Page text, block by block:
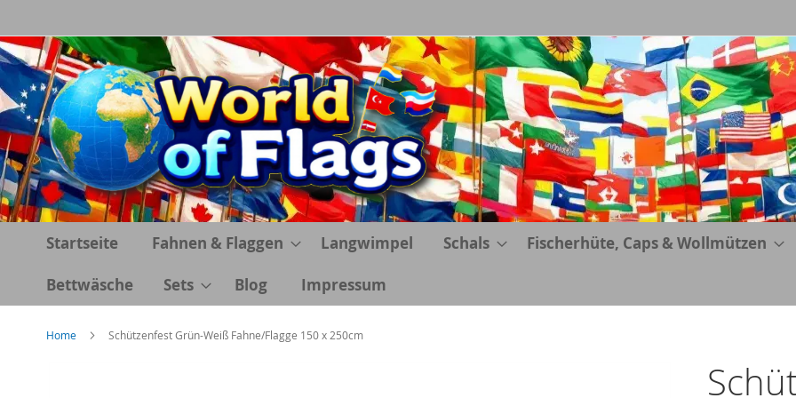
zum
Inhalt
Startseite Fahnen & Flaggen Langwimpel Schals Fischerhüte, Caps & Wollmützen
Bettwäsche Sets Blog Impressum
Home Schützenfest Grün-Weiß Fahne/Flagge 150 x 250cm